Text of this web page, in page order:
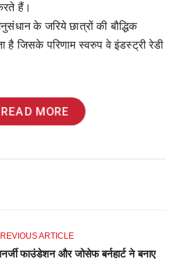
हैं।
के जरिये छात्रों की बौद्धिक
है जिसके परिणाम स्वरुप वे इंडस्ट्री रेडी
READ MORE
ARTICLE
फाउंडेशन और जोसेफ बर्नहार्ट ने बनाए